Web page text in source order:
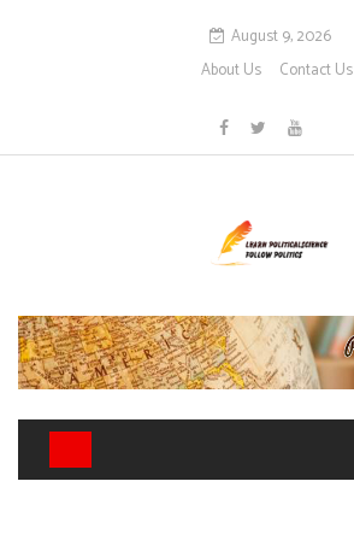
August 9, 2026
About Us
Contact Us